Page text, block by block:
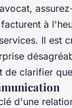
à
Il est
de clarifier
d'une